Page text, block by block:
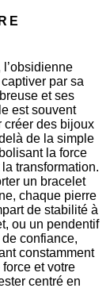
l’obsidienne
par sa
et ses
est souvent
créer des bijoux
de la simple
la force
transformation.
un bracelet
chaque pierre
de stabilité à
ou un pendentif
confiance,
constamment
et votre
centré en